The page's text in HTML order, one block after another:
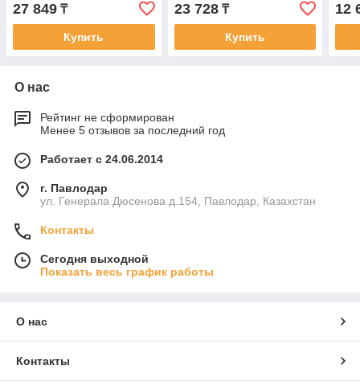
27 849 ₸
Купить
23 728₸
Купить
12
О нас
Рейтинг не сформирован
Менее 5 отзывов за последний год
Работает с 24.06.2014
г. Павлодар
ул. Генерала Дюсенова д.154, Павлодар, Казахстан
Контакты
Сегодня выходной
Показать весь график работы
О нас
Контакты